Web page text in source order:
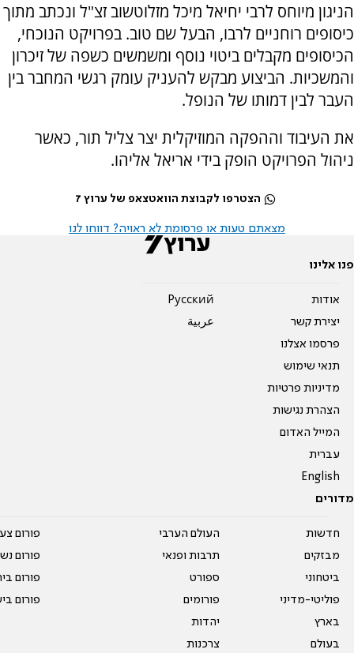
הניגון מיוחס לרבי יחיאל מיכל מזלוטשוב זצ"ל ונכתב מתוך
כיסופים רוחניים לרבו, הבעל שם טוב. בפרויקט הנוכחי,
הכיסופים מקבלים ביטוי נוסף ומשמשים כשפה של זיכרון
והמשכיות. הביצוע מבקש להעניק עומק רגשי המחבר בין
העבר לבין דמותו של הנופל.
את העיבוד וההפקה המוזיקלית יצר צליל תור, כאשר
ניהול הפרויקט הופק בידי אריאל אליהו.
הצטרפו לקבוצת הוואטצאפ של ערוץ 7
מצאתם טעות או פרסומת לא ראויה? דווחו לנו
פנו אלינו
אודות
יצירת קשר
פרסמו אצלנו
תנאי שימוש
מדיניות פרטיות
הצהרת נגישות
המייל האדום
עברית
English
Pусский
عربية
מדורים
חדשות
מבזקים
ביטחוני
פוליטי-מדיני
בארץ
בעולם
העולם הערבי
תרבות ופנאי
ספורט
פורומים
יהדות
צרכנות
פורום
פורום
פורום
פורום